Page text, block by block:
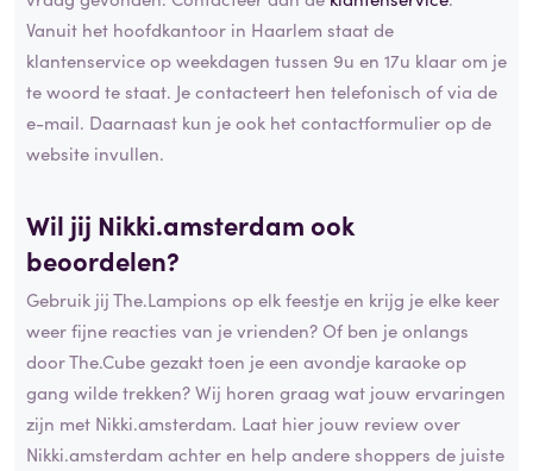
Vanuit het hoofdkantoor in Haarlem staat de
klantenservice op weekdagen tussen 9u en 17u klaar om je
te woord te staat. Je contacteert hen telefonisch of via de
e-mail. Daarnaast kun je ook het contactformulier op de
website invullen.
Wil jij Nikki.amsterdam ook
beoordelen?
Gebruik jij The.Lampions op elk feestje en krijg je elke keer
weer fijne reacties van je vrienden? Of ben je onlangs
door The.Cube gezakt toen je een avondje karaoke op
gang wilde trekken? Wij horen graag wat jouw ervaringen
zijn met Nikki.amsterdam. Laat hier jouw review over
Nikki.amsterdam achter en help andere shoppers de juiste